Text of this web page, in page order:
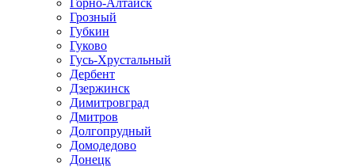
Горно-Алтайск
Грозный
Губкин
Гуково
Гусь-Хрустальный
Дербент
Дзержинск
Димитровград
Дмитров
Долгопрудный
Домодедово
Донецк